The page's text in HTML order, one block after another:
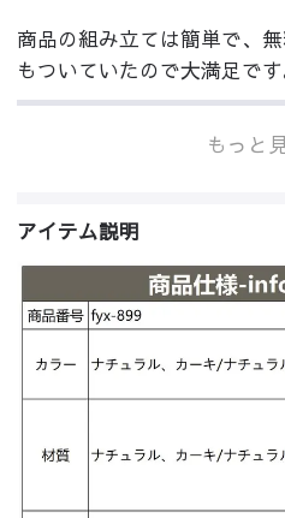
商品の組み立ては簡単で、
もついていたので大満足です
もっと
アイテム説明